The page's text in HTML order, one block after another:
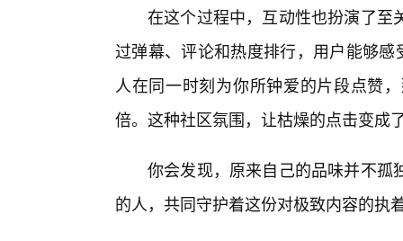
在这个过程中，互动性也扮演了至
过弹幕、评论和热度排行，用户能够
人在同一时刻为你所钟爱的片段点赞
倍。这种社区氛围，让枯燥的点击变成
你会发现，原来自己的品味并不孤
的人，共同守护着这份对极致内容的执